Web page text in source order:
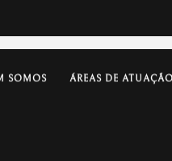
SOMOS ÁREAS DE ATUAÇÃO